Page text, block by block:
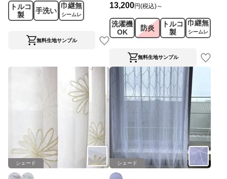
トルコ
製
手洗い
巾継無
シームレ
ス
無料生地サンプル
13,200円(税込)～
洗濯機
OK
防炎
トルコ
製
巾継無
シームレ
ス
無料生地サンプル
シェード シェード